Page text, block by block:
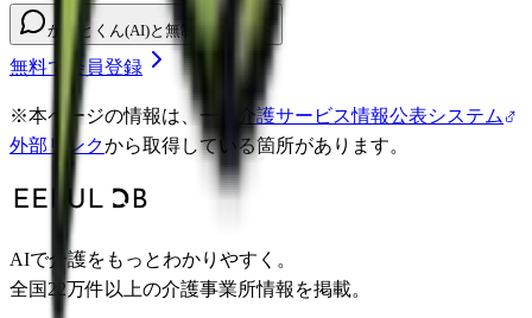
かいとくん(AI)と無制限チャット
無料で会員登録
※本ページの情報は、一部
介護サービス情報公表システム
外部リンクから取得している箇所があります。
AIで介護をもっとわかりやすく。
全国22万件以上の介護事業所情報を掲載。